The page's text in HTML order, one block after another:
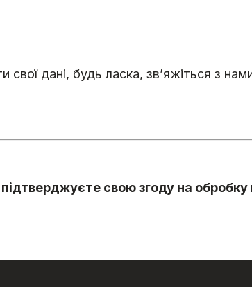
дані, будь ласка, зв’яжіться з
свою згоду на